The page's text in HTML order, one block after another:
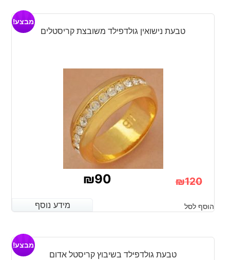
היה:
₪120.
הוא:
₪90.טבעת נישואין גולדפילד משובצת קריסטלים
מבצע!
₪120
המקורי
היה:
₪120.
₪90
הנוכחי
הוא:
מידע נוסף הוסף לסל מידע נוסף
טבעת גולדפילד בשיבוץ קריסטל אדום
מבצע!